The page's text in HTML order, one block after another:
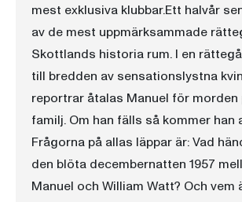
mest exklusiva klubbar.Ett halvår
av de mest uppmärksammade
Skottlands historia rum. I en
till bredden av sensationslystna
reportrar åtalas Manuel för morden
familj. Om han fälls så kommer han
Frågorna på allas läppar är: Vad
den blöta decembernatten 1957
Manuel och William Watt? Och vem